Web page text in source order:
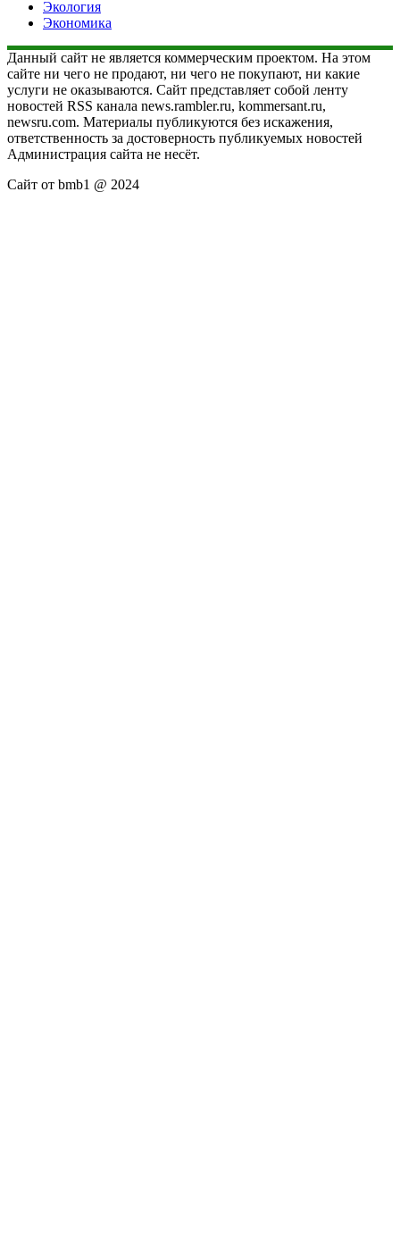
Экология
Экономика
Данный сайт не является коммерческим проектом. На этом
сайте ни чего не продают, ни чего не покупают, ни какие
услуги не оказываются. Сайт представляет собой ленту
новостей RSS канала news.rambler.ru, kommersant.ru,
newsru.com. Материалы публикуются без искажения,
ответственность за достоверность публикуемых новостей
Администрация сайта не несёт.
Сайт от bmb1 @ 2024